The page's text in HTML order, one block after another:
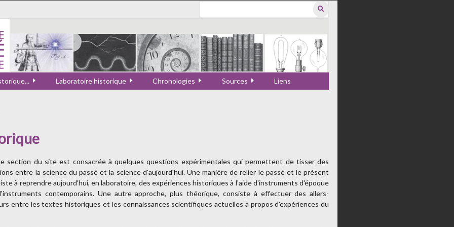
Laboratoire historique Chronologies Sources Liens
section du site est consacrée à quelques questions expérimentales qui permettent de tisser des
entre la science du passé et la science d'aujourd'hui. Une manière de relier le passé et le présent
à reprendre aujourd'hui, en laboratoire, des expériences historiques à l'aide d'instruments d'époque
contemporains. Une autre approche, plus théorique, consiste à effectuer des allers-
entre les textes historiques et les connaissances scientifiques actuelles à propos d'expériences du